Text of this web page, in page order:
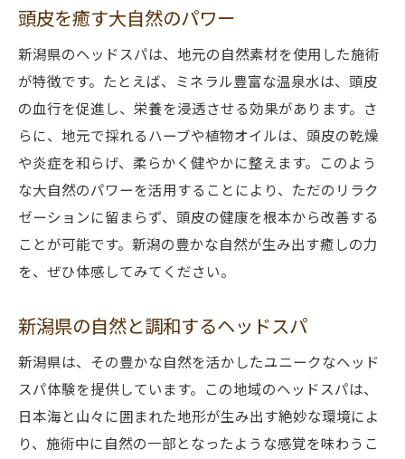
自然派アロマが心に与える安らぎ
地元の植物がもたらす極上の香り
新潟のハーブで心と頭皮をリフレッシュ
心と体をリフレッシュする新潟県のヘッドスパ
の魅力
心身を蘇らせるリフレッシュタイム
新潟の特別なヘッドスパで日常を忘れる
リフレッシュ効果抜群の贅沢ケア
ストレスを和らげる新潟の癒し空間
新潟県でしか味わえない心地よさ
自然の恵みを活かした新潟の癒しのヘッドスパ
自然の力を感じる特別なケア
地元の資源を活かした癒しの技術
自然由来の成分がもたらす効果
頭皮を癒す大自然のパワー
新潟県のヘッドスパは、地元の自然素材を使用した施術
が特徴です。たとえば、ミネラル豊富な温泉水は、頭皮
の血行を促進し、栄養を浸透させる効果があります。さ
らに、地元で採れるハーブや植物オイルは、頭皮の乾燥
や炎症を和らげ、柔らかく健やかに整えます。このよう
な大自然のパワーを活用することにより、ただのリラク
ゼーションに留まらず、頭皮の健康を根本から改善する
ことが可能です。新潟の豊かな自然が生み出す癒しの力
を、ぜひ体感してみてください。
新潟県の自然と調和するヘッドスパ
新潟県は、その豊かな自然を活かしたユニークなヘッド
スパ体験を提供しています。この地域のヘッドスパは、
日本海と山々に囲まれた地形が生み出す絶妙な環境によ
り、施術中に自然の一部となったような感覚を味わうこ